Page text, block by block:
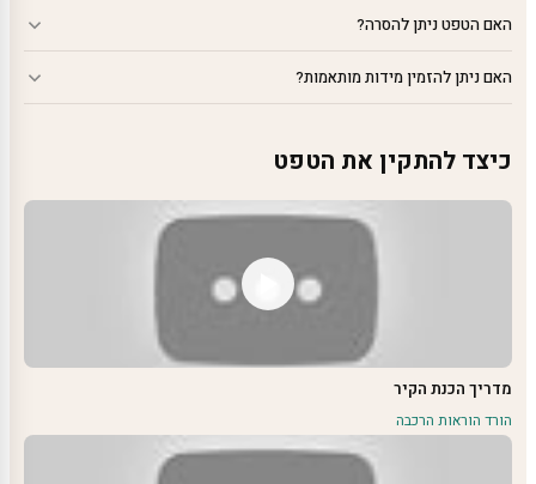
האם הטפט ניתן להסרה?
האם ניתן להזמין מידות מותאמות?
כיצד להתקין את הטפט
מדריך הכנת הקיר
הורד הוראות הרכבה